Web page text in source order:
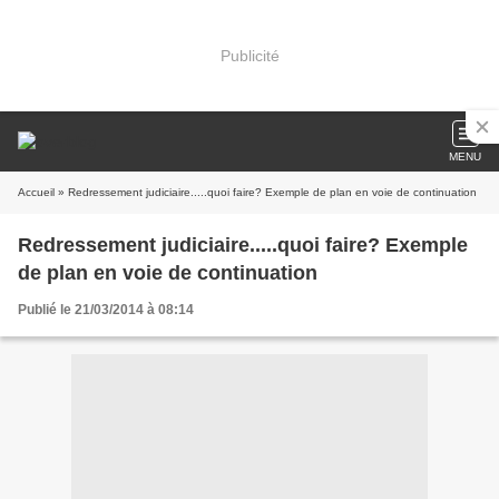
Publicité
MENU
Accueil » Redressement judiciaire.....quoi faire? Exemple de plan en voie de continuation
Redressement judiciaire.....quoi faire? Exemple
de plan en voie de continuation
Publié le 21/03/2014 à 08:14